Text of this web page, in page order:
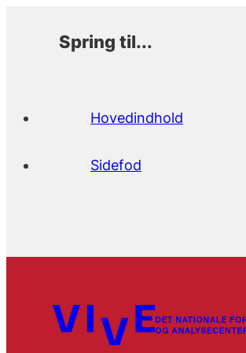
Spring til...
Hovedindhold
Sidefod